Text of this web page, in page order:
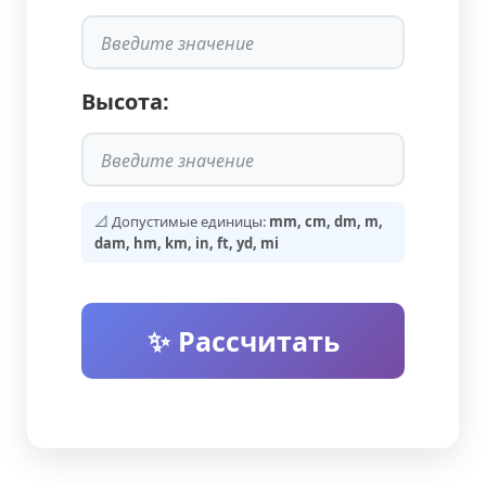
Высота:
📐 Допустимые единицы: mm, cm, dm, m,
dam, hm, km, in, ft, yd, mi
✨ Рассчитать